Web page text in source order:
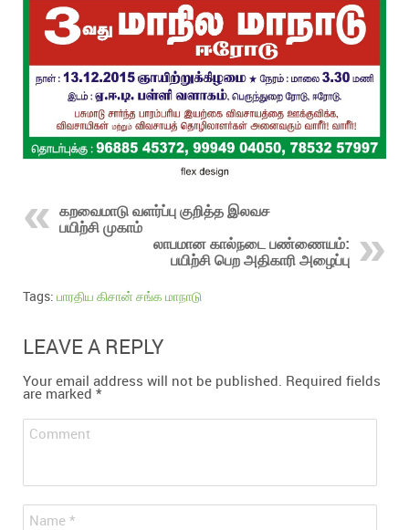
கறவைமாடு வளர்ப்பு குறித்த இலவச
பயிற்சி முகாம்
லாபமான கால்நடை பண்ணையம்:
பயிற்சி பெற அதிகாரி அழைப்பு
Tags: பாரதிய கிசான் சங்க மாநாடு
LEAVE A REPLY
Your email address will not be published. Required fields
are marked *
Comment
Name *